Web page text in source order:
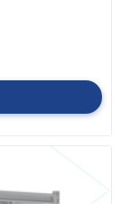
lưu ý:
Hoà Phát
tài liệu Hoà